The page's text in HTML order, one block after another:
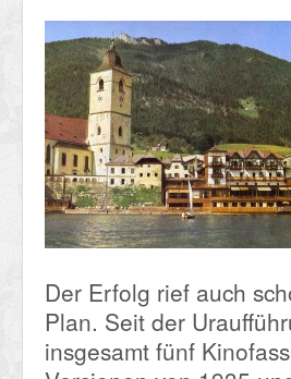
Der Erfolg rief auch
Plan. Seit der
insgesamt fünf